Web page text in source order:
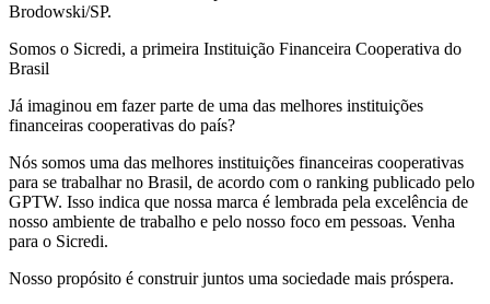
Brodowski/SP.
Somos o Sicredi, a primeira Instituição Financeira Cooperativa do
Brasil
Já imaginou em fazer parte de uma das melhores instituições
financeiras cooperativas do país?
Nós somos uma das melhores instituições financeiras cooperativas
para se trabalhar no Brasil, de acordo com o ranking publicado pelo
GPTW. Isso indica que nossa marca é lembrada pela excelência de
nosso ambiente de trabalho e pelo nosso foco em pessoas. Venha
para o Sicredi.
Nosso propósito é construir juntos uma sociedade mais próspera.